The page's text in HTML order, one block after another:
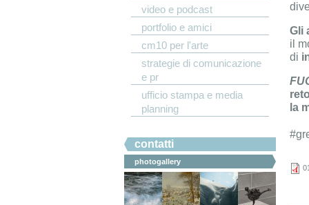
Gli
il
di
la
video e podcast
portfolio e amici
cm10 per l'arte
strategie di comunicazione
e pr
ufficio stampa e media
planning
contatti
photogallery